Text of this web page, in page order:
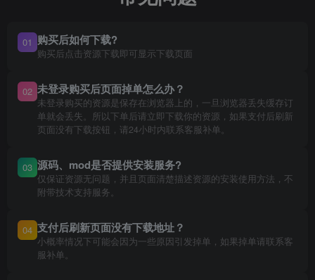
01 购买后如何下载?
购买后点击资源下载即可显示下载页面
02 未登录购买后页面掉单怎么办？
未登录购买的资源是保存在浏览器上的，一旦浏览器丢失缓存订
单就会丢失。所以下单后请立即下载你的资源，如果支付后刷新
页面没有下载按钮，请24小时内联系客服补单。
03 源码、mod是否提供安装服务?
仅保证资源无问题，并且页面清楚描述资源的安装使用方法，不
附带技术支持服务。
04 支付后刷新页面没有下载地址？
小概率情况下可能会因为一些原因引发掉单，如果掉单请联系客
服补单。